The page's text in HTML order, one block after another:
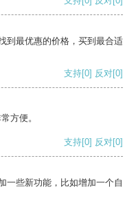
到最优惠的价格，买到最合适
支持[0] 反对[0]
方便。
支持[0] 反对[0]
一些新功能，比如增加一个自